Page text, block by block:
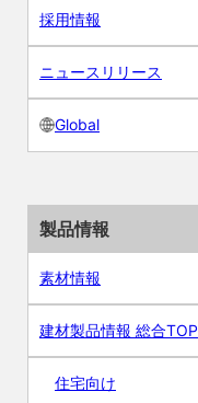
採用情報
ニュースリリース
Global
製品情報
素材情報
建材製品情報 総合TOP
住宅向け